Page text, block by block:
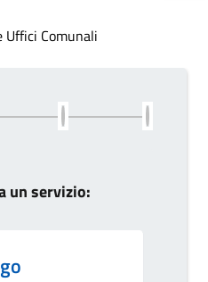
Comunali
un servizio: